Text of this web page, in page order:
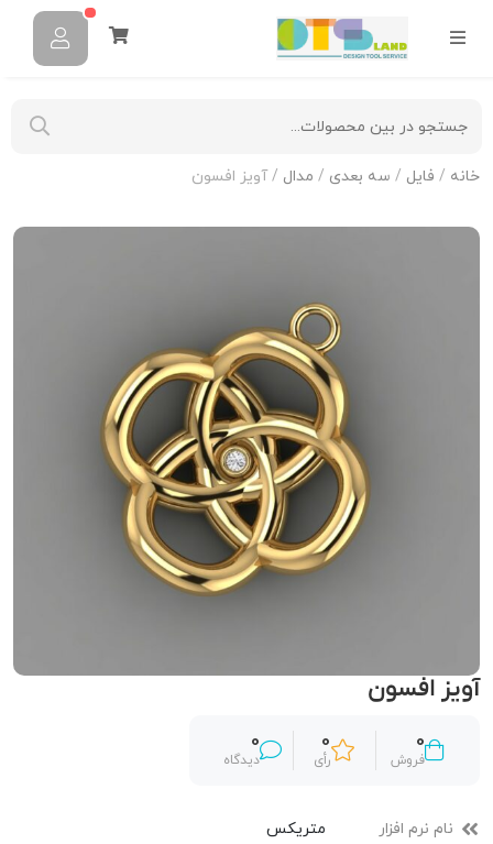
خانه / فایل / سه بعدی / مدال / آویز افسون
آویز افسون
0
فروش
0
رأی
0
دیدگاه
نام نرم افزار متریکس